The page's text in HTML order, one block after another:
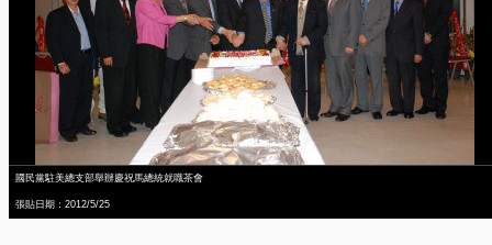
國民黨駐美總支部舉辦慶祝馬總統就職茶會
張貼日期：2012/5/25